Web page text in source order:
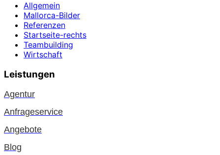
Allgemein
Mallorca-Bilder
Referenzen
Startseite-rechts
Teambuilding
Wirtschaft
Leistungen
Agentur
Anfrageservice
Angebote
Blog